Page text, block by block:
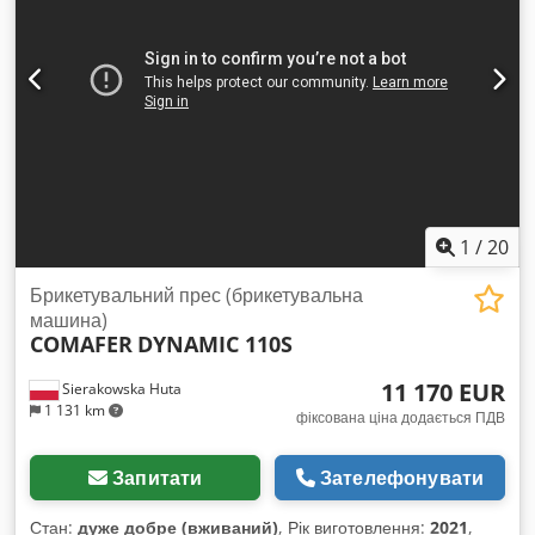
хороший стан Ціна нетто: 36900 PLN Ціна нетто: 8786 EUR
за курсом 4,20 EUR (ціни можуть змінюватися залежно від
коливань курсу)
1 /20
Sierakowska Huta
1 131 km
Брикетувальний прес (брикетувальна
машина)
COMAFER DYNAMIC 110S
11 170 EUR
фіксована ціна додається ПДВ
Запитати Зателефонувати
Стан: дуже добре (вживаний), Рік виготовлення: 2021,